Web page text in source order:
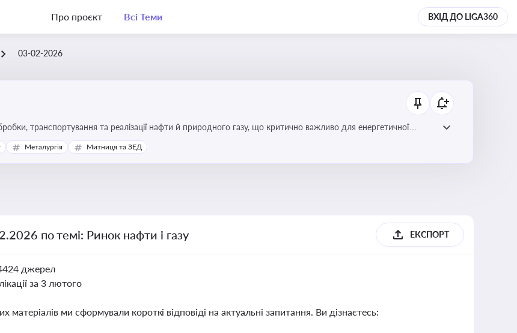
Про проєкт Всі Теми ВХІД ДО LIGA360
03-02-2026
транспортування та реалізації нафти й природного газу, що критично важливо для енергетичної
ліцензійних умов діяльності
Металургія Митниця та ЗЕД
по темі: Ринок нафти і газу ЕКСПОРТ
джерел
за 3 лютого
матеріалів ми сформували короткі відповіді на актуальні запитання. Ви дізнаєтесь: